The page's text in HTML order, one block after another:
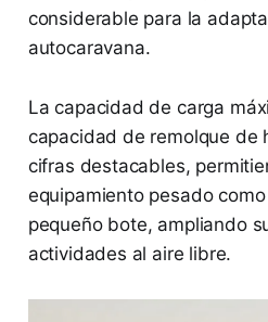
considerable para la
autocaravana.
La capacidad de carga
capacidad de remolque de
cifras destacables,
equipamiento pesado
pequeño bote, ampliando
actividades al aire libre.